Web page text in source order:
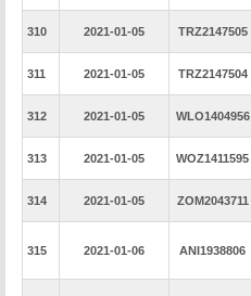
310 2021-01-05 TRZ2147505
311 2021-01-05 TRZ2147504
312 2021-01-05 WLO1404956
313 2021-01-05 WOZ1411595
314 2021-01-05 ZOM2043711
315 2021-01-06 ANI1938806